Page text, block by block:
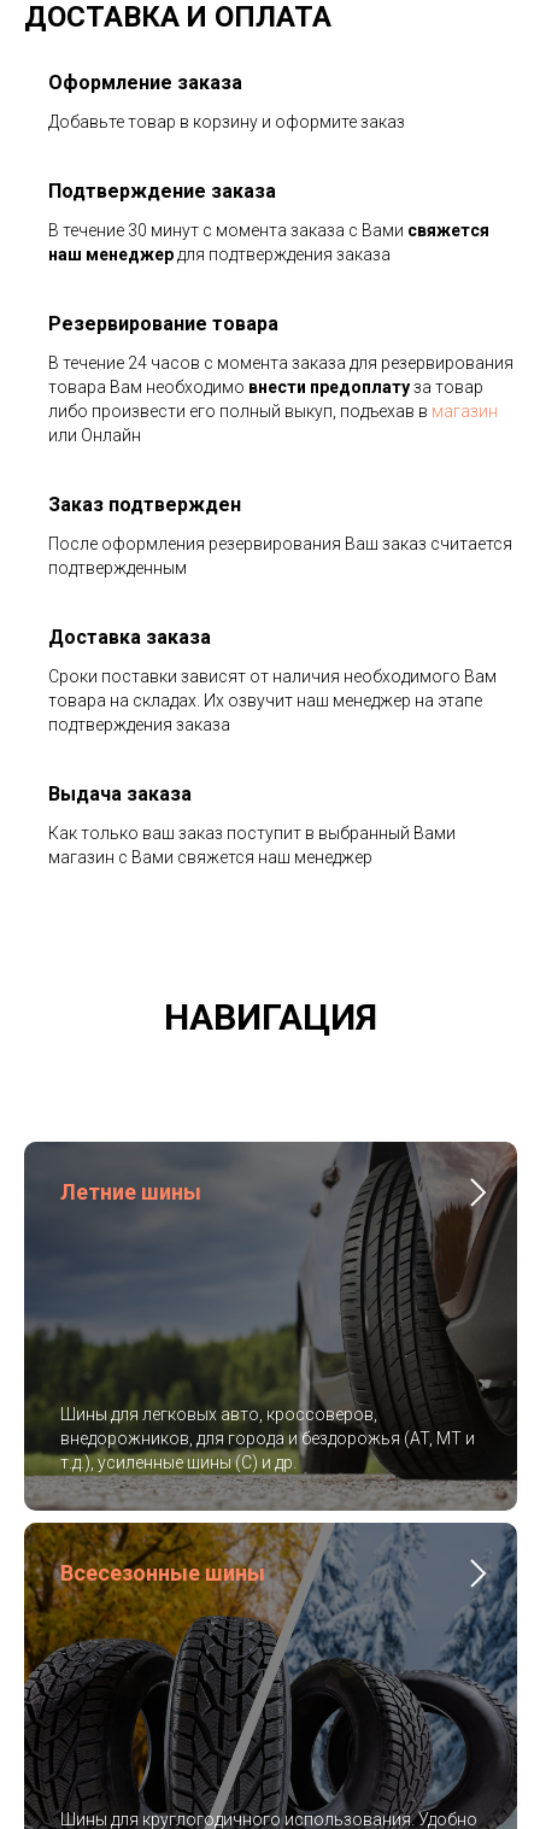
ДОСТАВКА И ОПЛАТА
Оформление заказа
Добавьте товар в корзину и оформите заказ
Подтверждение заказа
В течение 30 минут с момента заказа с Вами свяжется
наш менеджердля подтверждения заказа
Резервирование товара
В течение 24 часов с момента заказа для резервирования
товара Вам необходимо внести предоплатуза товар
либо произвести его полный выкуп, подъехав в магазин
или Онлайн
Заказ подтвержден
После оформления резервирования Ваш заказ считается
подтвержденным
Доставка заказа
Сроки поставки зависят от наличия необходимого Вам
товара на складах. Их озвучит наш менеджер на этапе
подтверждения заказа
Выдача заказа
Как только ваш заказ поступит в выбранный Вами
магазин с Вами свяжется наш менеджер
НАВИГАЦИЯ
Летние шины
Шины для легковых авто, кроссоверов,
внедорожников, для города и бездорожья (AT, MT и
т.д.), усиленные шины (C) и др.
Всесезонные шины
Шины для круглогодичного использования. Удобно